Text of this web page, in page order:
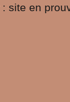
: site en